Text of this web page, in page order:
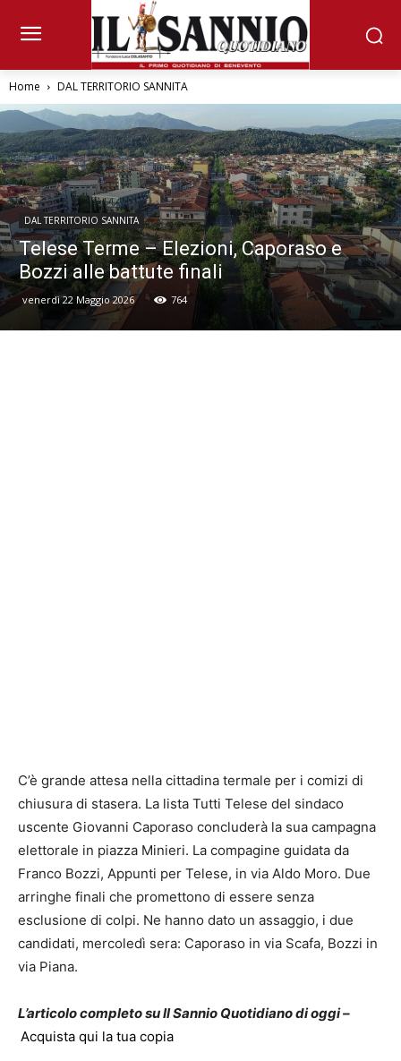
Home DAL TERRITORIO SANNITA
DAL TERRITORIO SANNITA
Telese Terme – Elezioni, Caporaso e
Bozzi alle battute finali
venerdì 22 Maggio 2026 764
C’è grande attesa nella cittadina termale per i comizi di
chiusura di stasera. La lista Tutti Telese del sindaco
uscente Giovanni Caporaso concluderà la sua campagna
elettorale in piazza Minieri. La compagine guidata da
Franco Bozzi, Appunti per Telese, in via Aldo Moro. Due
arringhe finali che promettono di essere senza
esclusione di colpi. Ne hanno dato un assaggio, i due
candidati, mercoledì sera: Caporaso in via Scafa, Bozzi in
via Piana.
L’articolo completo su Il Sannio Quotidiano di oggi –
Acquista qui la tua copia